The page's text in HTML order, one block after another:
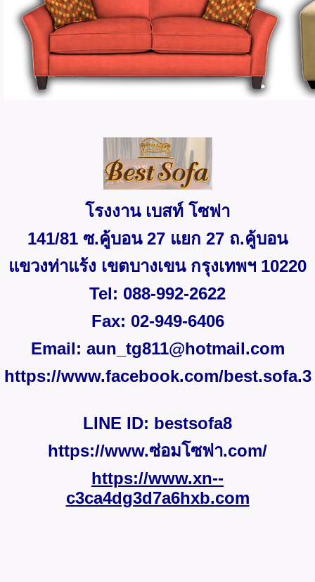
โรงงาน เบสท์ โซฟา
141/81 ซ.คู้บอน 27 แยก 27 ถ.คู้บอน
แขวงท่าแร้ง เขตบางเขน กรุงเทพฯ 10220
Tel: 088-992-2622
Fax: 02-949-6406
Email: aun_tg811@hotmail.com
https://www.facebook.com/best.sofa.3
LINE ID: bestsofa8
https://www.ซ่อมโซฟา.com/
https://www.xn--
c3ca4dg3d7a6hxb.com